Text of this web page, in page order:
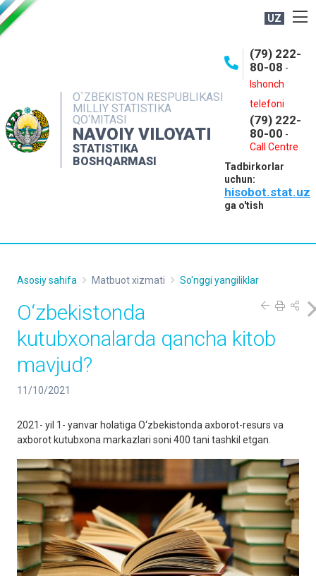
UZ
O`ZBEKISTON RESPUBLIKASI
MILLIY STATISTIKA
QO‘MITASI
NAVOIY VILOYATI
STATISTIKA
BOSHQARMASI
(79) 222-
80-08 -
Ishonch
telefoni
(79) 222-
80-00 -
Call Centre
Tadbirkorlar
uchun:
hisobot.stat.uz
ga o'tish
OCHIQ MA'LUMOTLAR
INTERAKTIV XIZMATLAR
MUROJAATLAR
Asosiy sahifa Matbuot xizmati So'nggi yangiliklar
O‘zbekistonda
kutubxonalarda qancha kitob
mavjud?
11/10/2021
2021- yil 1- yanvar holatiga O‘zbekistonda axborot-resurs va
axborot kutubxona markazlari soni 400 tani tashkil etgan.